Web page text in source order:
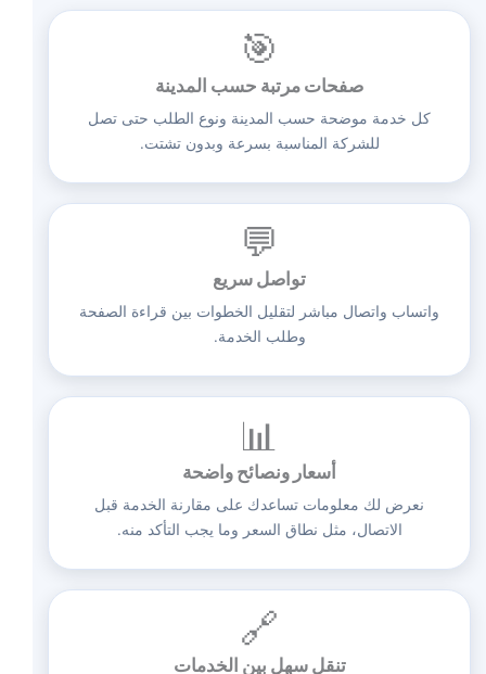
🎯
صفحات مرتبة حسب المدينة
كل خدمة موضحة حسب المدينة ونوع الطلب حتى تصل
للشركة المناسبة بسرعة وبدون تشتت.
💬
تواصل سريع
واتساب واتصال مباشر لتقليل الخطوات بين قراءة الصفحة
وطلب الخدمة.
📊
أسعار ونصائح واضحة
نعرض لك معلومات تساعدك على مقارنة الخدمة قبل
الاتصال، مثل نطاق السعر وما يجب التأكد منه.
🔗
تنقل سهل بين الخدمات